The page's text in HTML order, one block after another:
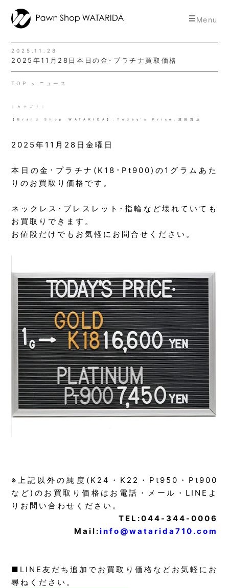
toggle
Menu
2025.11.28
2025年11月28日本日の金･プラチナ買取価格
TOP ニュース
｜カテゴリ｜
【Brand Shop WATARIDA】 Today's Price 渡田質店
2025年11月28日金曜日
本日の金･プラチナ(K18･Pt900)の1グラムあた
りのお買取り価格です。
ネックレス･ブレスレット･指輪など壊れていても
お買取りできます。
お値段だけでもお気軽にお問合せください。
※上記以外の純度(K24・K22・Pt950・Pt900
など)のお買取り価格はお電話・メール・LINEよ
りお問い合わせください。
TEL:044-344-0006
Mail:info@watarida710.com
■LINE友だち追加でお買取り価格などお気軽にお
尋ねください。